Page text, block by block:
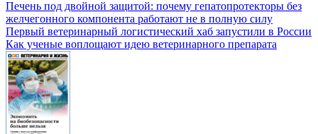
Печень под двойной защитой: почему гепатопротекторы без
желчегонного компонента работают не в полную силу
Первый ветеринарный логистический хаб запустили в России
Как ученые воплощают идею ветеринарного препарата